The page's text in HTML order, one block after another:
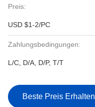
Preis:
USD $1-2/PC
Zahlungsbedingungen:
L/C, D/A, D/P, T/T
Beste Preis Erhalten